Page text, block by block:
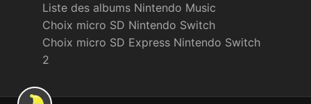
Liste des albums Nintendo Music
Choix micro SD Nintendo Switch
Choix micro SD Express Nintendo Switch
2